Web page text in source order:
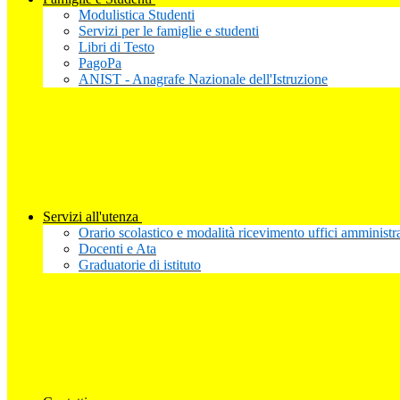
Modulistica Studenti
Servizi per le famiglie e studenti
Libri di Testo
PagoPa
ANIST - Anagrafe Nazionale dell'Istruzione
Servizi all'utenza
Orario scolastico e modalità ricevimento uffici
Docenti e Ata
Graduatorie di istituto